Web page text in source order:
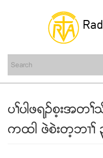
content
ပႈပါဖရဥစ့းအ
ကထါ ဖဲစဲးတ့ဘ႕ႈ